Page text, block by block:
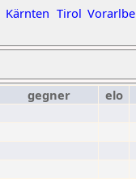
Kärnten Tirol
gegner elo